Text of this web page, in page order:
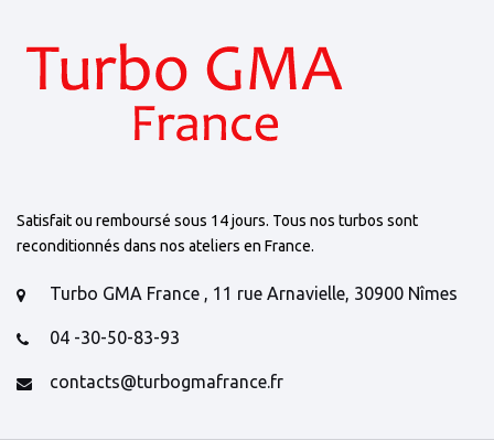
Satisfait ou remboursé sous 14 jours. Tous nos turbos sont
reconditionnés dans nos ateliers en France.
Turbo GMA France , 11 rue Arnavielle, 30900 Nîmes
04 -30-50-83-93
contacts@turbogmafrance.fr